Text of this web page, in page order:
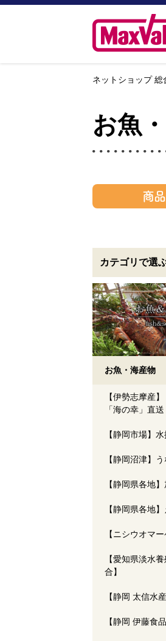
ネットショップ 総
お魚
商
カテゴリで選
お魚・海産物
【伊勢志摩産
「海の幸」直送
【静岡市場】
【静岡沼津】
【静岡県各地
【静岡県各地
【ニシウオマ
【愛知県淡水
合】
【静岡 太信水産
【静岡 伊藤食品